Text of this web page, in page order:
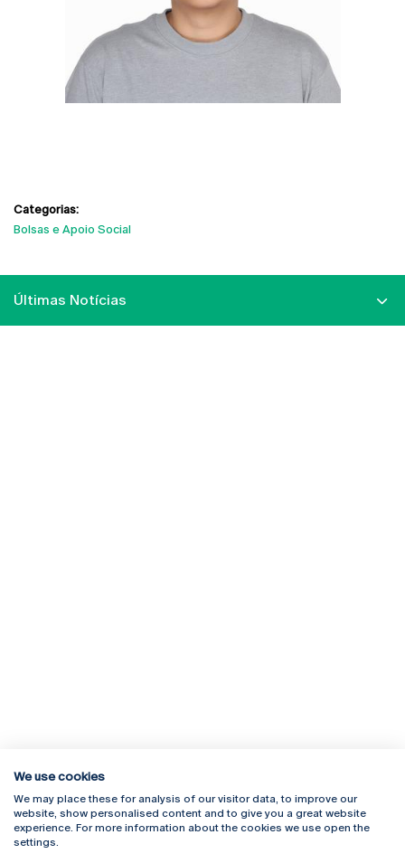
Categorias:
Bolsas e Apoio Social
Últimas Notícias
Rua Diogo Botelho 1327
4169-005 Porto
+351 226 196 240
Campus Online
Webmail
We use cookies
We may place these for analysis of our visitor data, to improve our
website, show personalised content and to give you a great website
experience. For more information about the cookies we use open the
settings.